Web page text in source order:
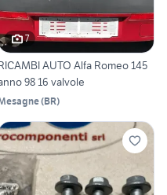
7
AUTO Alfa Romeo 145
98 16 valvole
(BR)